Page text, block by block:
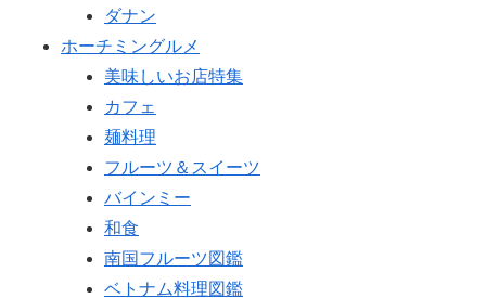
ダナン
ホーチミングルメ
美味しいお店特集
カフェ
麺料理
フルーツ＆スイーツ
バインミー
和食
南国フルーツ図鑑
ベトナム料理図鑑